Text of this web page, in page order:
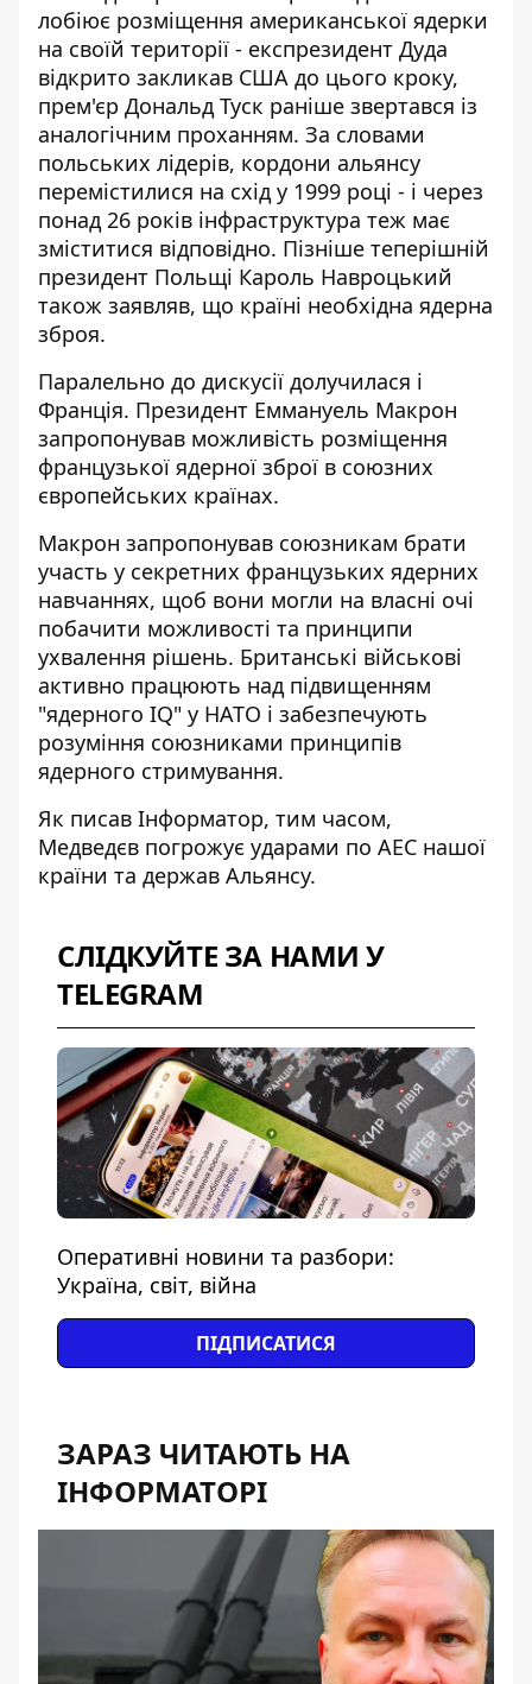
лобіює розміщення американської ядерки
на своїй території - експрезидент Дуда
відкрито закликав США до цього кроку,
прем'єр Дональд Туск раніше звертався із
аналогічним проханням. За словами
польських лідерів, кордони альянсу
перемістилися на схід у 1999 році - і через
понад 26 років інфраструктура теж має
зміститися відповідно. Пізніше теперішній
президент Польщі Кароль Навроцький
також заявляв, що країні необхідна ядерна
зброя.
Паралельно до дискусії долучилася і
Франція. Президент Еммануель Макрон
запропонував можливість розміщення
французької ядерної зброї в союзних
європейських країнах.
Макрон запропонував союзникам брати
участь у секретних французьких ядерних
навчаннях, щоб вони могли на власні очі
побачити можливості та принципи
ухвалення рішень. Британські військові
активно працюють над підвищенням
"ядерного IQ" у НАТО і забезпечують
розуміння союзниками принципів
ядерного стримування.
Як писав Інформатор, тим часом,
Медведєв погрожує ударами по АЕС нашої
країни та держав Альянсу.
СЛІДКУЙТЕ ЗА НАМИ У
TELEGRAM
Оперативні новини та разбори:
Україна, світ, війна
ПІДПИСАТИСЯ
ЗАРАЗ ЧИТАЮТЬ НА
ІНФОРМАТОРІ